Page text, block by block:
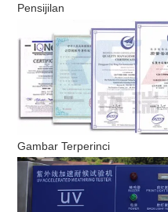
Pensijilan
Gambar Terperinci